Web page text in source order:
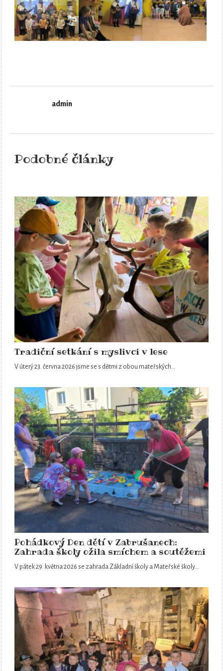
admin
Podobné články
Tradiční setkání s myslivci v lese
V úterý 23. června 2026 jsme se s dětmi z obou mateřských…
Pohádkový Den dětí v Zabrušanech:
Zahrada školy ožila smíchem a soutěžemi
V pátek 29. května 2026 se zahrada Základní školy a Mateřské školy…